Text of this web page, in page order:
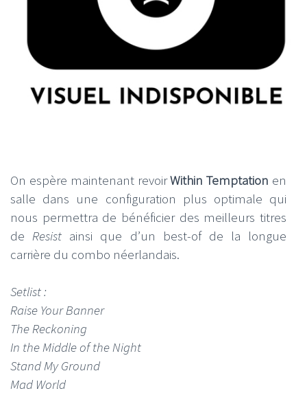
On espère maintenant revoirWithin Temptation en
salle dans une configuration plus optimale qui
nous permettra de bénéficier des meilleurs titres
de Resist ainsi que d’un best-of de la longue
carrière du combo néerlandais.
Setlist :
Raise Your Banner
The Reckoning
In the Middle of the Night
Stand My Ground
Mad World